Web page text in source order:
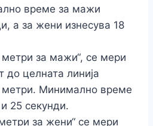
време за мажи
а за жени изнесува 18
за мажи“, се мери
до целната линија
метри. Минимално време
25 секунди.
за жени“ се мери